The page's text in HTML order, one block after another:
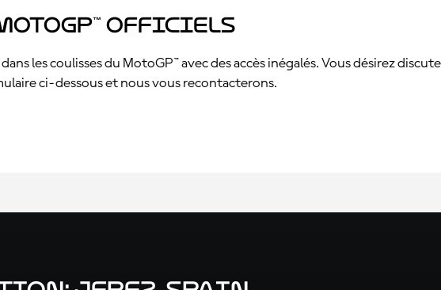
officiels
les coulisses du MotoGP™ avec des accès inégalés. Vous désirez
ci-dessous et nous vous recontacterons.